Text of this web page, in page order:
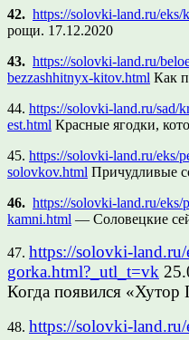
42. https://solovki-land.ru/eks/
рощи. 17.12.2020
43. https://solovki-land.ru/
bezzashhitnyx-kitov.html Как
44. https://solovki-land.ru/sad/
est.html Красные ягодки,
45. https://solovki-land.ru/eks/
solovkov.html Причудливые
46. https://solovki-land.ru/
kamni.html — Соловецкие
47. https://solovki-
gorka.html?_utl_t=vk
Когда появился
48. https://solovki-